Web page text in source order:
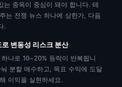
는 종목이 중심이 돼야 합니다. 테
는 전쟁 뉴스 하나에 상한가, 다음
.
변동성 리스크 분산
나로 10~20% 등락이 반복됩니
분할 매수하고, 목표 수익에 도달
이익을 실현하세요.